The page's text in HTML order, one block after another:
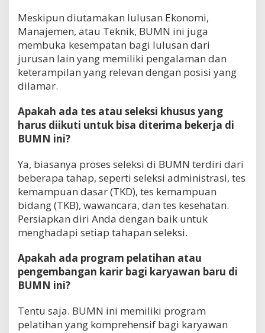
Meskipun diutamakan lulusan Ekonomi,
Manajemen, atau Teknik, BUMN ini juga
membuka kesempatan bagi lulusan dari
jurusan lain yang memiliki pengalaman dan
keterampilan yang relevan dengan posisi yang
dilamar.
Apakah ada tes atau seleksi khusus yang
harus diikuti untuk bisa diterima bekerja di
BUMN ini?
Ya, biasanya proses seleksi di BUMN terdiri dari
beberapa tahap, seperti seleksi administrasi, tes
kemampuan dasar (TKD), tes kemampuan
bidang (TKB), wawancara, dan tes kesehatan.
Persiapkan diri Anda dengan baik untuk
menghadapi setiap tahapan seleksi.
Apakah ada program pelatihan atau
pengembangan karir bagi karyawan baru di
BUMN ini?
Tentu saja. BUMN ini memiliki program
pelatihan yang komprehensif bagi karyawan